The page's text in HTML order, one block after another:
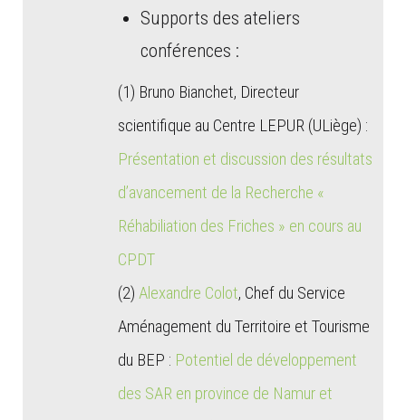
Supports des ateliers
conférences :
(1) Bruno Bianchet, Directeur
scientifique au Centre LEPUR (ULiège) :
Présentation et discussion des résultats
d’avancement de la Recherche «
Réhabiliation des Friches » en cours au
CPDT
(2) Alexandre Colot, Chef du Service
Aménagement du Territoire et Tourisme
du BEP : Potentiel de développement
des SAR en province de Namur et